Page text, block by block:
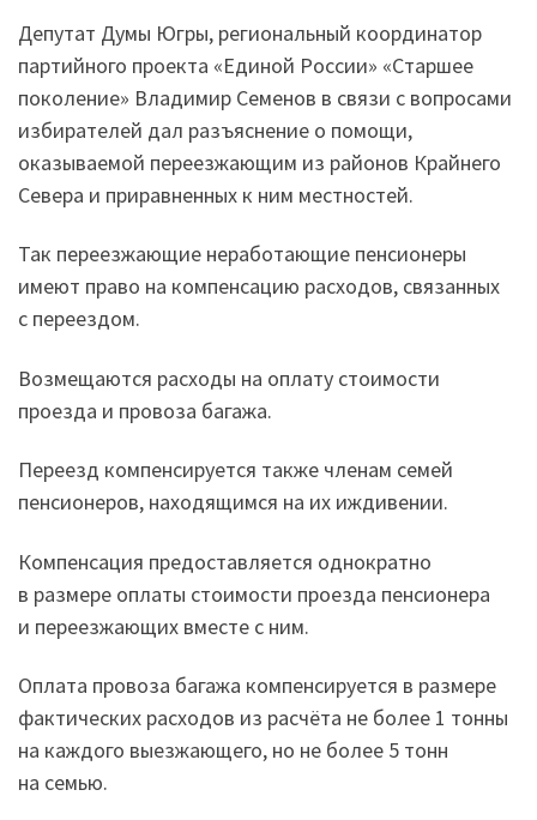
Депутат Думы Югры, региональный координатор
партийного проекта «Единой России» «Старшее
поколение» Владимир Семенов в связи с вопросами
избирателей дал разъяснение о помощи,
оказываемой переезжающим из районов Крайнего
Севера и приравненных к ним местностей.
Так переезжающие неработающие пенсионеры
имеют право на компенсацию расходов, связанных
с переездом.
Возмещаются расходы на оплату стоимости
проезда и провоза багажа.
Переезд компенсируется также членам семей
пенсионеров, находящимся на их иждивении.
Компенсация предоставляется однократно
в размере оплаты стоимости проезда пенсионера
и переезжающих вместе с ним.
Оплата провоза багажа компенсируется в размере
фактических расходов из расчёта не более 1 тонны
на каждого выезжающего, но не более 5 тонн
на семью.